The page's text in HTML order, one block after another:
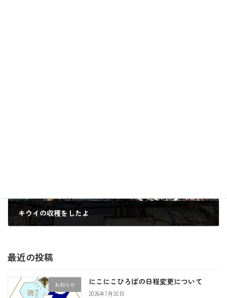
キウイの収穫をしたよ
最近の投稿
お知らせ にこにこひろばの日程変更について
2026年7月30日